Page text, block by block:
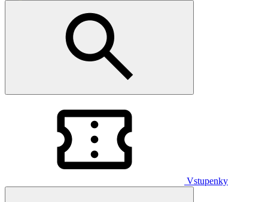
Vstupenky